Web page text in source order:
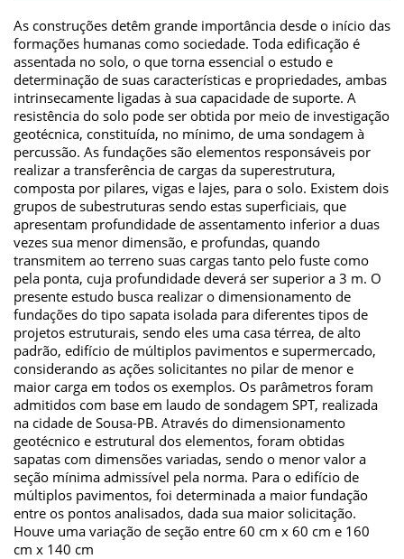
As construções detêm grande importância desde o início das
formações humanas como sociedade. Toda edificação é
assentada no solo, o que torna essencial o estudo e
determinação de suas características e propriedades, ambas
intrinsecamente ligadas à sua capacidade de suporte. A
resistência do solo pode ser obtida por meio de investigação
geotécnica, constituída, no mínimo, de uma sondagem à
percussão. As fundações são elementos responsáveis por
realizar a transferência de cargas da superestrutura,
composta por pilares, vigas e lajes, para o solo. Existem dois
grupos de subestruturas sendo estas superficiais, que
apresentam profundidade de assentamento inferior a duas
vezes sua menor dimensão, e profundas, quando
transmitem ao terreno suas cargas tanto pelo fuste como
pela ponta, cuja profundidade deverá ser superior a 3 m. O
presente estudo busca realizar o dimensionamento de
fundações do tipo sapata isolada para diferentes tipos de
projetos estruturais, sendo eles uma casa térrea, de alto
padrão, edifício de múltiplos pavimentos e supermercado,
considerando as ações solicitantes no pilar de menor e
maior carga em todos os exemplos. Os parâmetros foram
admitidos com base em laudo de sondagem SPT, realizada
na cidade de Sousa-PB. Através do dimensionamento
geotécnico e estrutural dos elementos, foram obtidas
sapatas com dimensões variadas, sendo o menor valor a
seção mínima admissível pela norma. Para o edifício de
múltiplos pavimentos, foi determinada a maior fundação
entre os pontos analisados, dada sua maior solicitação.
Houve uma variação de seção entre 60 cm x 60 cm e 160
cm x 140 cm